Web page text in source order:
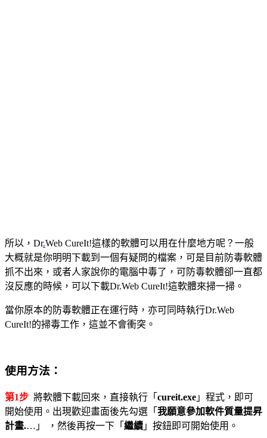
所以，Dr.Web CureIt!這樣的軟體可以用在什麼地方呢？一般
大概就是你明明下載到一個有疑問的檔案，可是目前防毒軟體
抓不出來，或者人家說你的電腦中毒了，可防毒軟體卻一直都
沒反應的時候，可以下載Dr.Web CureIt!這軟體來掃一掃。
當你原本的防毒軟體正在運行時，亦可同時執行Dr.Web
CureIt!的掃毒工作，這並不會衝突。
使用方法：
第1步 將軟體下載回來，直接執行「 cureit.exe 」程式，即可
開始使用。出現歡迎畫面後先勾選「 我願意參加軟件質量提昇
計畫.…」 ，然後再按一下「 繼續 」按鈕即可開始使用。